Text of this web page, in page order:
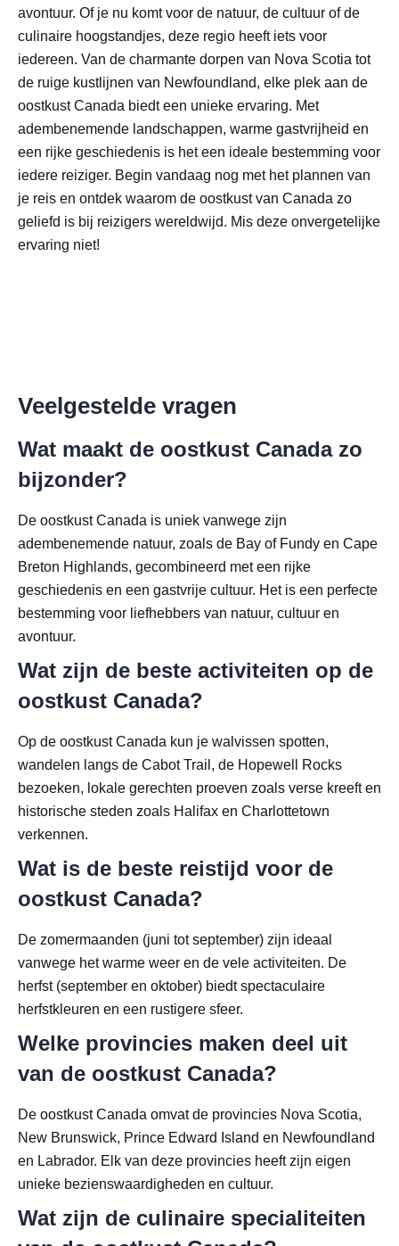
avontuur. Of je nu komt voor de natuur, de cultuur of de
culinaire hoogstandjes, deze regio heeft iets voor
iedereen. Van de charmante dorpen van Nova Scotia tot
de ruige kustlijnen van Newfoundland, elke plek aan de
oostkust Canada biedt een unieke ervaring. Met
adembenemende landschappen, warme gastvrijheid en
een rijke geschiedenis is het een ideale bestemming voor
iedere reiziger. Begin vandaag nog met het plannen van
je reis en ontdek waarom de oostkust van Canada zo
geliefd is bij reizigers wereldwijd. Mis deze onvergetelijke
ervaring niet!
Veelgestelde vragen
Wat maakt de oostkust Canada zo
bijzonder?
De oostkust Canada is uniek vanwege zijn
adembenemende natuur, zoals de Bay of Fundy en Cape
Breton Highlands, gecombineerd met een rijke
geschiedenis en een gastvrije cultuur. Het is een perfecte
bestemming voor liefhebbers van natuur, cultuur en
avontuur.
Wat zijn de beste activiteiten op de
oostkust Canada?
Op de oostkust Canada kun je walvissen spotten,
wandelen langs de Cabot Trail, de Hopewell Rocks
bezoeken, lokale gerechten proeven zoals verse kreeft en
historische steden zoals Halifax en Charlottetown
verkennen.
Wat is de beste reistijd voor de
oostkust Canada?
De zomermaanden (juni tot september) zijn ideaal
vanwege het warme weer en de vele activiteiten. De
herfst (september en oktober) biedt spectaculaire
herfstkleuren en een rustigere sfeer.
Welke provincies maken deel uit
van de oostkust Canada?
De oostkust Canada omvat de provincies Nova Scotia,
New Brunswick, Prince Edward Island en Newfoundland
en Labrador. Elk van deze provincies heeft zijn eigen
unieke bezienswaardigheden en cultuur.
Wat zijn de culinaire specialiteiten